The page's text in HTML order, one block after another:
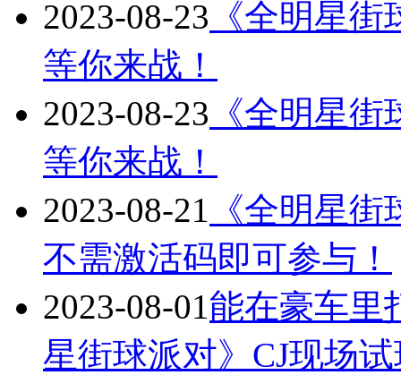
2023-08-23 《全明星
等你来战！
2023-08-23 《全明星
等你来战！
2023-08-21 《全明星
不需激活码即可参与！
2023-08-01能在豪车里
星街球派对》CJ现场